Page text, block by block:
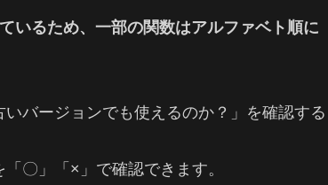
いるため、一部の関数はアルファベト順に
バージョンでも使えるのか？」を確認する
〇」「×」で確認できます。